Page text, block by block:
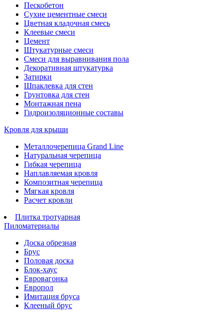
Пескобетон
Сухие цементные смеси
Цветная кладочная смесь
Клеевые смеси
Цемент
Штукатурные смеси
Смеси для выравнивания пола
Декоративная штукатурка
Затирки
Шпаклевка для стен
Грунтовка для стен
Монтажная пена
Гидроизоляционные составы
Кровля для крыши
Металлочерепица Grand Line
Натуральная черепица
Гибкая черепица
Наплавляемая кровля
Композитная черепица
Мягкая кровля
Расчет кровли
Плитка тротуарная
Пиломатериалы
Доска обрезная
Брус
Половая доска
Блок-хаус
Евровагонка
Европол
Имитация бруса
Клееный брус